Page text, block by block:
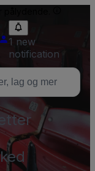
1 new
notification